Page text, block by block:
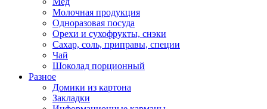
Молочная продукция
Одноразовая посуда
Орехи и сухофрукты, снэки
Сахар, соль, приправы, специи
Чай
Шоколад порционный
Разное
Домики из картона
Закладки